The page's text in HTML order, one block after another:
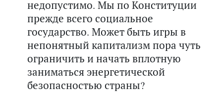
недопустимо. Мы по Конституции
прежде всего социальное
государство. Может быть игры в
непонятный капитализм пора чуть
ограничить и начать вплотную
заниматься энергетической
безопасностью страны?